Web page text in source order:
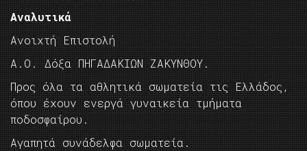
Αναλυτικά
Ανοιχτή Επιστολή
Α.Ο. Δόξα ΠΗΓΑΔΑΚΙΩΝ ΖΑΚΥΝΘΟΥ.
Προς όλα τα αθλητικά σωματεία τις Ελλάδος,
όπου έχουν ενεργά γυναικεία τμήματα
ποδοσφαίρου.
Αγαπητά συνάδελφα σωματεία.